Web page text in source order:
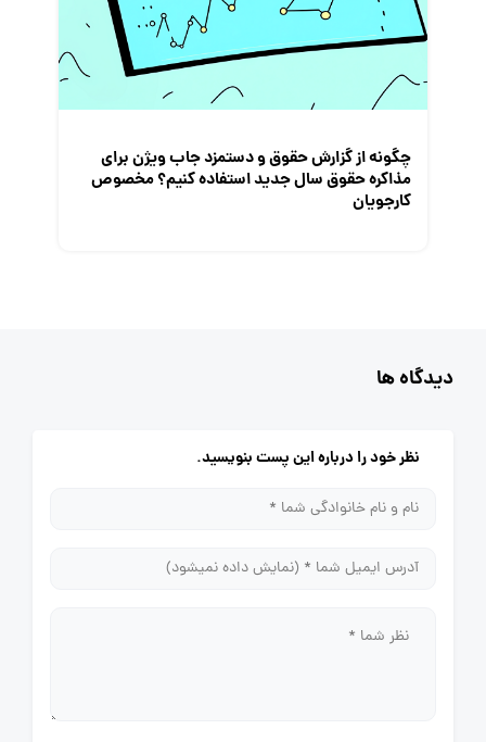
چگونه از گزارش حقوق و دستمزد جاب ویژن برای
مذاکره حقوق سال جدید استفاده کنیم؟ مخصوص
کارجویان
دیدگاه ها
نظر خود را درباره این پست بنویسید.